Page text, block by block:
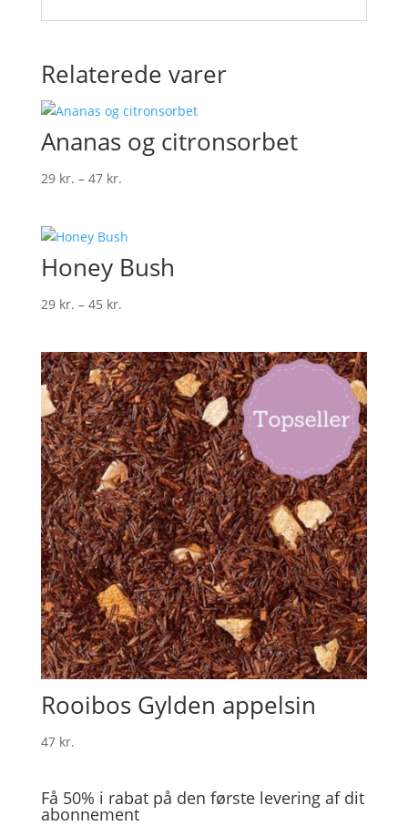
Relaterede varer
Ananas og citronsorbet
29 kr. – 47 kr.Prisinterval:
47 kr.
Honey Bush
29 kr. – 45 kr.Prisinterval:
45 kr.
Rooibos Gylden appelsin
47 kr.
Få 50% i rabat på den første levering af dit
abonnement